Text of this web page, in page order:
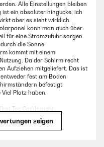
Alle Einstellungen bleiben
ein absoluter hingucke, ich
aber es sieht wirklich
kann man auch über
für eine Stromzufuhr sorgen.
die Sonne
kommt mit einem
Da der Schirm recht
Aufziehen mitgeliefert. Das ist
fest am Boden
befestigt
Platz haben.
Tec GmbH nicht
zeigen